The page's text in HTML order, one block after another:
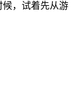
，试着先从游